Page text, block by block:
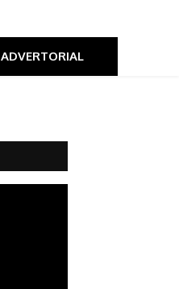
ADVERTORIAL